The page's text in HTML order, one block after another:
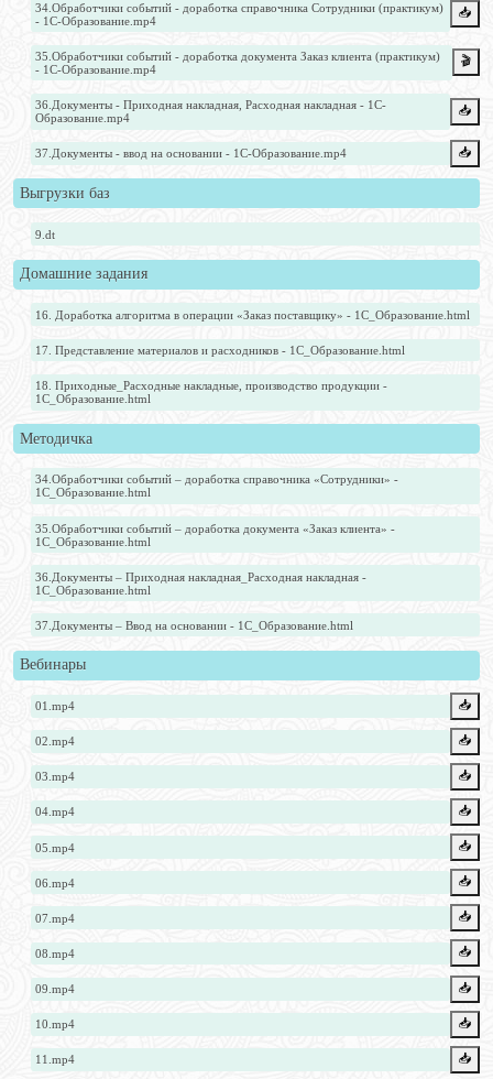
34.Обработчики событий - доработка справочника Сотрудники (практикум)
- 1С-Образование.mp4
📥️
35.Обработчики событий - доработка документа Заказ клиента (практикум)
- 1С-Образование.mp4
🎬
36.Документы - Приходная накладная, Расходная накладная - 1С-
Образование.mp4
📥️
37.Документы - ввод на основании - 1С-Образование.mp4 📥️
Выгрузки баз
9.dt
Домашние задания
16. Доработка алгоритма в операции «Заказ поставщику» - 1С_Образование.html
17. Представление материалов и расходников - 1С_Образование.html
18. Приходные_Расходные накладные, производство продукции -
1С_Образование.html
Методичка
34.Обработчики событий – доработка справочника «Сотрудники» -
1С_Образование.html
35.Обработчики событий – доработка документа «Заказ клиента» -
1С_Образование.html
36.Документы – Приходная накладная_Расходная накладная -
1С_Образование.html
37.Документы – Ввод на основании - 1С_Образование.html
Вебинары
01.mp4 📥️
02.mp4 📥️
03.mp4 📥️
04.mp4 📥️
05.mp4 📥️
06.mp4 📥️
07.mp4 📥️
08.mp4 📥️
09.mp4 📥️
10.mp4 📥️
11.mp4 📥️